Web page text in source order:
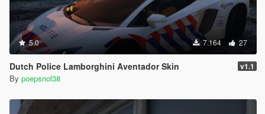
5.0 7.164 27
Dutch Police Lamborghini Aventador Skin v1.1
By poepsnol38